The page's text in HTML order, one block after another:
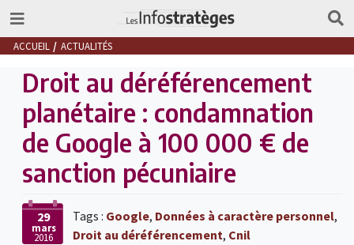
ACCUEIL ACTUALITÉS
Droit au déréférencement
planétaire : condamnation
de Google à 100 000 € de
sanction pécuniaire
29
mars
2016
Tags : Google, Données à caractère personnel,
Droit au déréférencement, Cnil